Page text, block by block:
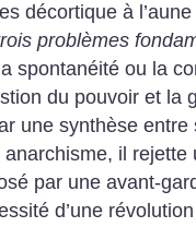
décortique à l’aune
problèmes
spontanéité ou la
du pouvoir et la
une synthèse
il rejette
par une avant-
d’une